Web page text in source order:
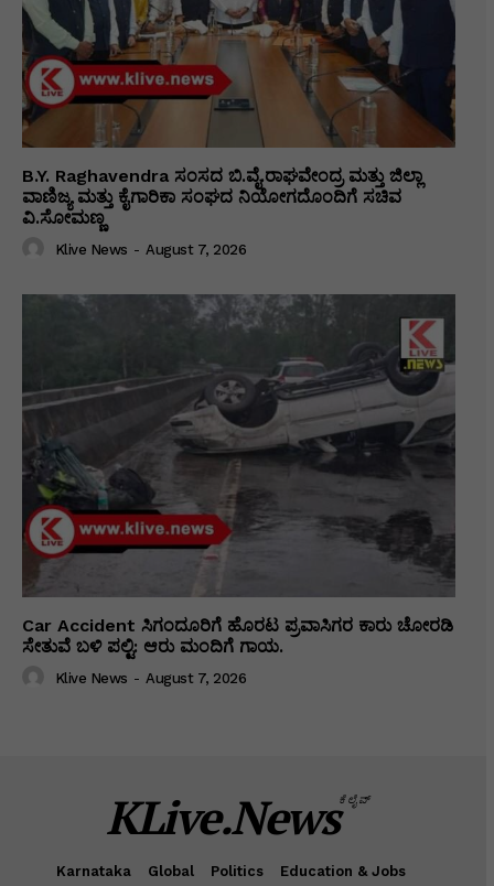
B.Y. Raghavendra ಸಂಸದ ಬಿ.ವೈ.ರಾಘವೇಂದ್ರ ಮತ್ತು ಜಿಲ್ಲಾ
ವಾಣಿಜ್ಯ ಮತ್ತು ಕೈಗಾರಿಕಾ ಸಂಘದ ನಿಯೋಗದೊಂದಿಗೆ ಸಚಿವ
ವಿ‌.ಸೋಮಣ್ಣ
Klive News - August 7, 2026
Car Accident ಸಿಗಂದೂರಿಗೆ ಹೊರಟ ಪ್ರವಾಸಿಗರ ಕಾರು ಚೋರಡಿ
ಸೇತುವೆ ಬಳಿ ಪಲ್ಟಿ: ಆರು ಮಂದಿಗೆ ಗಾಯ.
Klive News - August 7, 2026
KLive.Newsಕೆಲೈವ್
Karnataka Global Politics
Education & Jobs